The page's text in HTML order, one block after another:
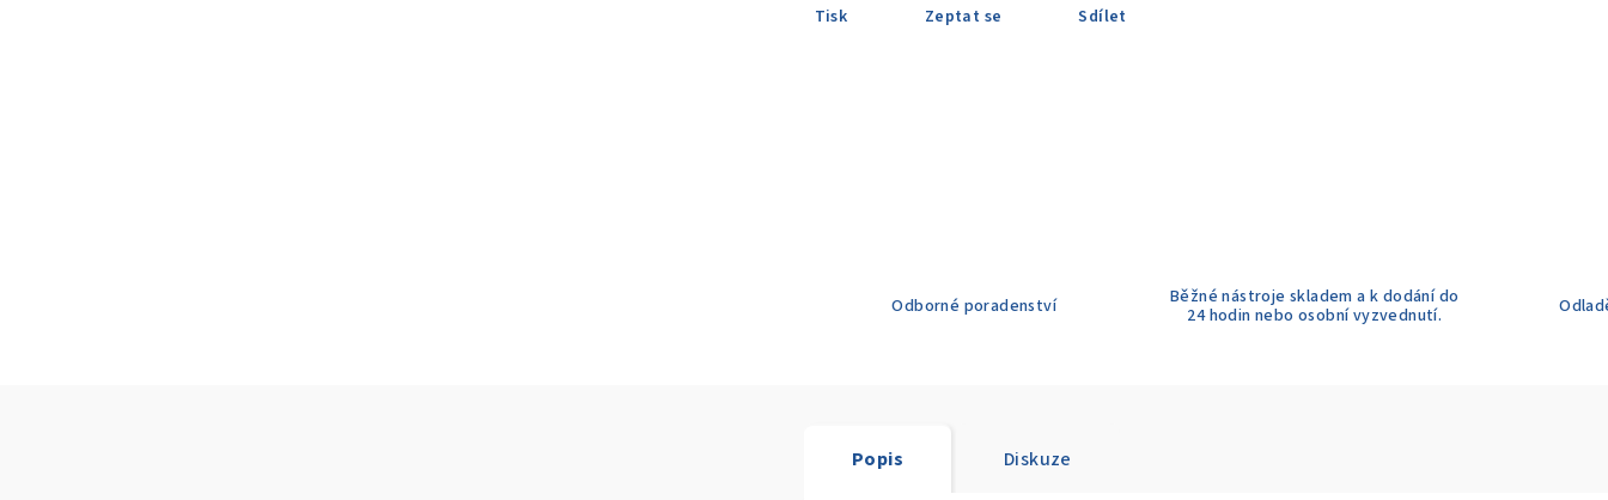
Tisk Zeptat se Sdílet
Odborné poradenství
Běžné nástroje skladem a k dodání do
24 hodin nebo osobní vyzvednutí.
Popis Diskuze